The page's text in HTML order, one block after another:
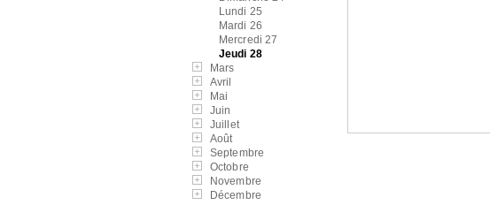
Lundi 25
Mardi 26
Mercredi 27
Jeudi 28
Mars
Avril
Mai
Juin
Juillet
Août
Septembre
Octobre
Novembre
Décembre